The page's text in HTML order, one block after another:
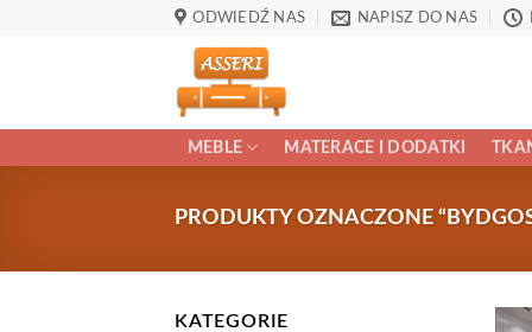
ODWIEDŹ NAS NAPISZ DO NAS
MEBLE MATERACE I DODATKI
PRODUKTY OZNACZONE
KATEGORIE